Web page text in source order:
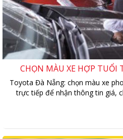
CHỌN MÀU XE HỢP TUỔI
Toyota Đà Nẵng: chọn màu xe
trực tiếp để nhận thông tin giá,